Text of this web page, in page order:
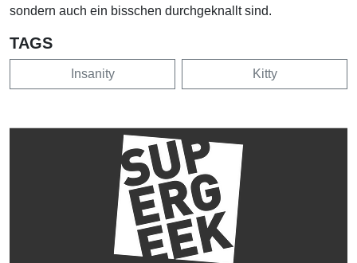
sondern auch ein bisschen durchgeknallt sind.
TAGS
Insanity Kitty